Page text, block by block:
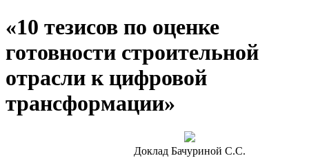
«10 тезисов по оценке
готовности строительной
отрасли к цифровой
трансформации»
Доклад Бачуриной С.С.